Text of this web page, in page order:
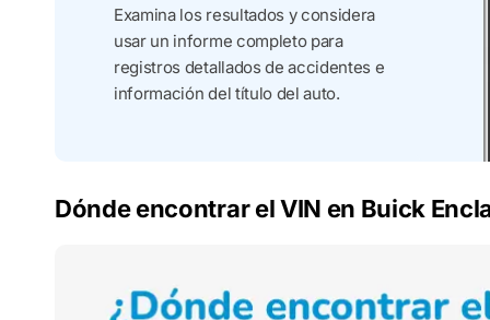
Examina los resultados y considera
usar un informe completo para
registros detallados de accidentes e
información del título del auto.
Dónde encontrar el VIN en Buick